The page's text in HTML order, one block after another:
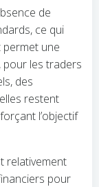
de
ce qui
une
pour les traders
des
restent
l’objectif
relativement
pour